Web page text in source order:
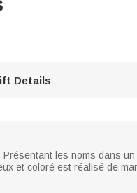
Details
les noms dans un
et coloré est réalisé de